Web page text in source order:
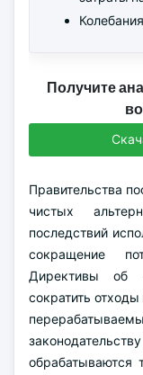
Получите
Правительства
чистых
последствий
сокращение
Директивы об
сократить отходы